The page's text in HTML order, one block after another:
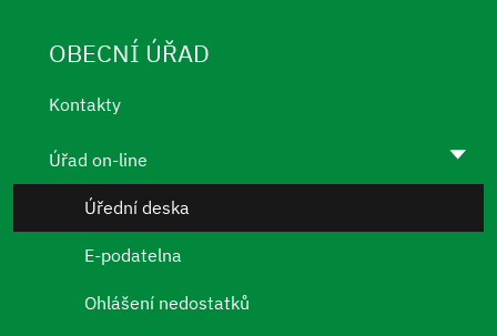
OBECNÍ ÚŘAD
Kontakty
Úřad on-line
Úřední deska
E-podatelna
Ohlášení nedostatků